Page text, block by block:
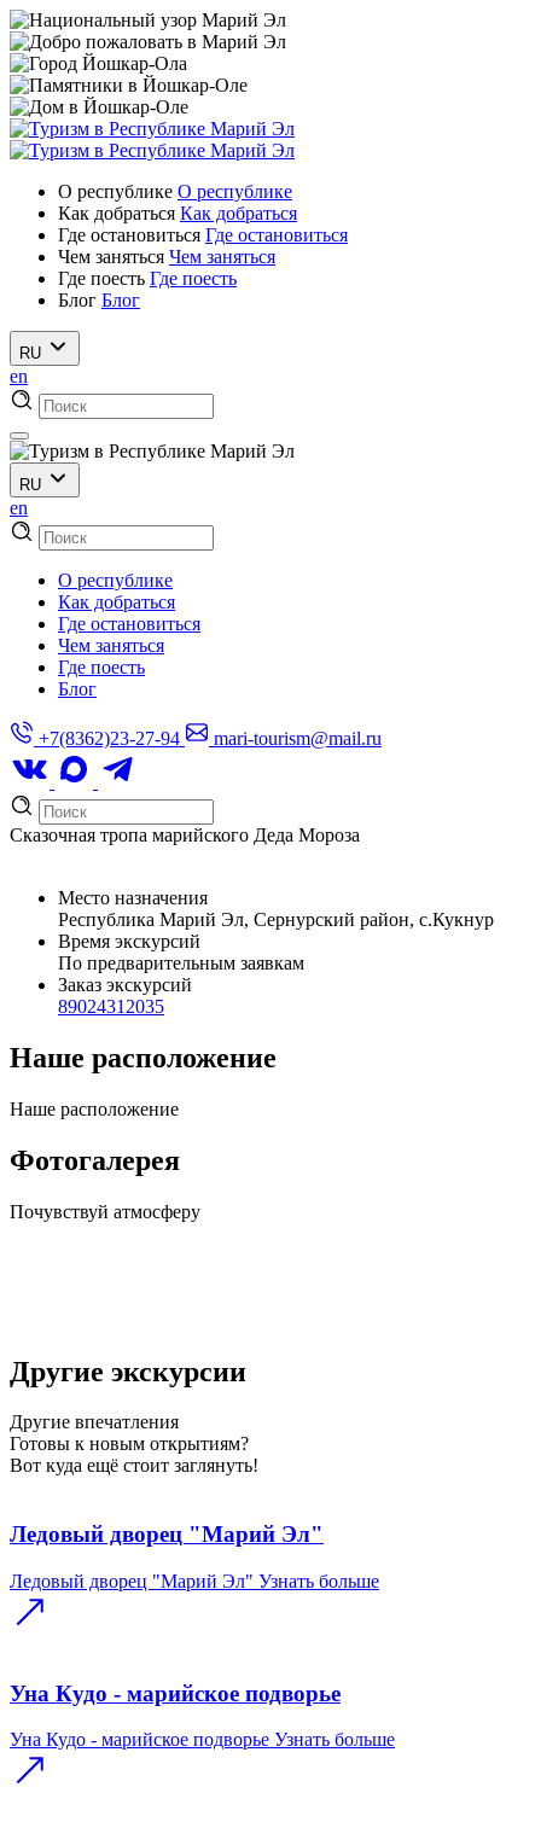
О республике О республике
Как добраться Как добраться
Где остановиться Где остановиться
Чем заняться Чем заняться
Где поесть Где поесть
Блог Блог
RU
en
RU
en
О республике
Как добраться
Где остановиться
Чем заняться
Где поесть
Блог
+7(8362)23-27-94 mari-tourism@mail.ru
Сказочная тропа марийского Деда Мороза
Место назначения
Республика Марий Эл, Сернурский район, с.Кукнур
Время экскурсий
По предварительным заявкам
Заказ экскурсий
89024312035
Наше расположение
Наше расположение
Фотогалерея
Почувствуй атмосферу
Другие экскурсии
Другие впечатления
Готовы к новым открытиям?
Вот куда ещё стоит заглянуть!
Ледовый дворец "Марий Эл"
Ледовый дворец "Марий Эл" Узнать больше
Уна Кудо - марийское подворье
Уна Кудо - марийское подворье Узнать больше